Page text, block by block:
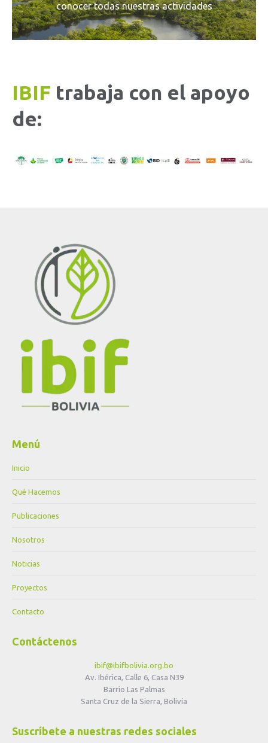
conocer todas nuestras actividades
IBIF trabaja con el apoyo
de:
Menú
Inicio
Qué Hacemos
Publicaciones
Nosotros
Noticias
Proyectos
Contacto
Contáctenos
ibif@ibifbolivia.org.bo
Av. Ibérica, Calle 6, Casa N39
Barrio Las Palmas
Santa Cruz de la Sierra, Bolivia
Suscríbete a nuestras redes sociales